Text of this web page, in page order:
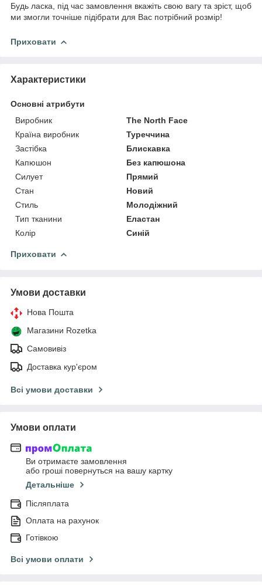
Будь ласка, під час замовлення вкажіть свою вагу та зріст, щоб
ми змогли точніше підібрати для Вас потрібний розмір!
Приховати
Характеристики
Основні атрибути
Виробник
The North Face
Країна виробник
Туреччина
Застібка
Блискавка
Капюшон
Без капюшона
Силует
Прямий
Стан
Новий
Стиль
Молодіжний
Тип тканини
Еластан
Колір
Синій
Приховати
Умови доставки
Нова Пошта
Магазини Rozetka
Самовивіз
Доставка кур'єром
Всі умови доставки
Умови оплати
Ви отримаєте замовлення
або гроші повернуться на вашу картку
Детальніше
Післяплата
Оплата на рахунок
Готівкою
Всі умови оплати